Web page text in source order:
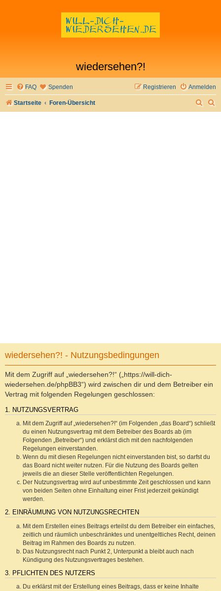
wiedersehen?!
FAQ Spenden Anmelden
Registrieren
Startseite Foren-Übersicht
wiedersehen?! - Nutzungsbedingungen
Mit dem Zugriff auf „wiedersehen?!“ („https://will-dich-
wiedersehen.de/phpBB3“) wird zwischen dir und dem Betreiber ein
Vertrag mit folgenden Regelungen geschlossen:
1. NUTZUNGSVERTRAG
Mit dem Zugriff auf „wiedersehen?!“ (im Folgenden „das Board“) schließt
du einen Nutzungsvertrag mit dem Betreiber des Boards ab (im
Folgenden „Betreiber“) und erklärst dich mit den nachfolgenden
Regelungen einverstanden.
Wenn du mit diesen Regelungen nicht einverstanden bist, so darfst du
das Board nicht weiter nutzen. Für die Nutzung des Boards gelten
jeweils die an dieser Stelle veröffentlichten Regelungen.
Der Nutzungsvertrag wird auf unbestimmte Zeit geschlossen und kann
von beiden Seiten ohne Einhaltung einer Frist jederzeit gekündigt
werden.
2. EINRÄUMUNG VON NUTZUNGSRECHTEN
Mit dem Erstellen eines Beitrags erteilst du dem Betreiber ein einfaches,
zeitlich und räumlich unbeschränktes und unentgeltliches Recht, deinen
Beitrag im Rahmen des Boards zu nutzen.
Das Nutzungsrecht nach Punkt 2, Unterpunkt a bleibt auch nach
Kündigung des Nutzungsvertrages bestehen.
3. PFLICHTEN DES NUTZERS
Du erklärst mit der Erstellung eines Beitrags, dass er keine Inhalte